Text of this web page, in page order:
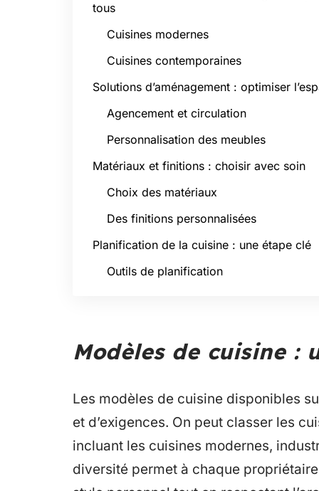
tous
Cuisines modernes
Cuisines contemporaines
Solutions d’aménagement : optimiser
Agencement et circulation
Personnalisation des meubles
Matériaux et finitions : choisir avec soin
Choix des matériaux
Des finitions personnalisées
Planification de la cuisine : une étape clé
Outils de planification
Modèles de cuisine :
Les modèles de cuisine disponibles
et d’exigences. On peut classer les
incluant les cuisines modernes,
diversité permet à chaque